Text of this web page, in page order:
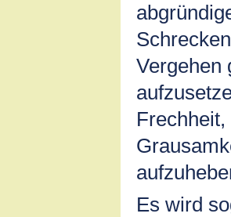
Vergehen
Es wird